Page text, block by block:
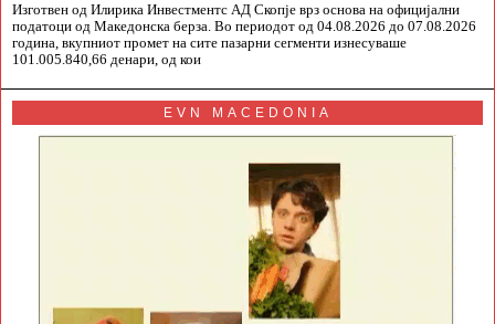
Изготвен од Илирика Инвестментс АД Скопје врз основа на официјални
податоци од Македонска берза. Во периодот од 04.08.2026 до 07.08.2026
година, вкупниот промет на сите пазарни сегменти изнесуваше
101.005.840,66 денари, од кои
EVN MACEDONIA